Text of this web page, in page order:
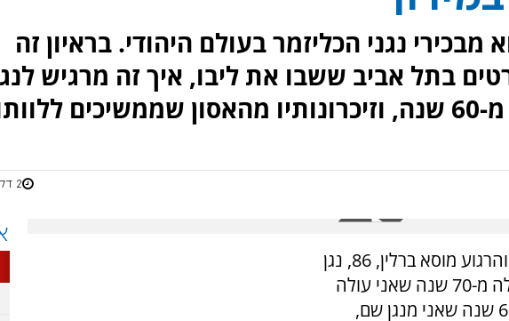
נגני הכליזמר בעולם היהודי. בראיון זה
בתל אביב ששבו את ליבו, איך זה מרגיש
2 דקות
"אתה יודע", אומר בקולו הנעים והרגוע מוסא ברלין, 86, נגן
הכלייזמר המוכר בישראל, "למעלה מ-70 שנה שאני עולה
למירון בל"ג בעומר, ולמעלה מ-60 שנה שאני מנגן שם,